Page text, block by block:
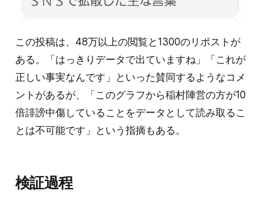
この投稿は、48万以上の閲覧と1300のリポストが
ある。「はっきりデータで出ていますね」「これが
正しい事実なんです」といった賛同するようなコメ
ントがあるが、「このグラフから稲村陣営の方が10
倍誹謗中傷していることをデータとして読み取るこ
とは不可能です」という指摘もある。
検証過程